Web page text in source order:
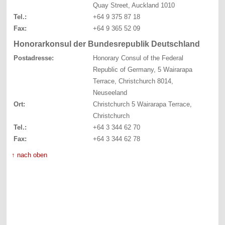
Quay Street, Auckland 1010
Tel.:
+64 9 375 87 18
Fax:
+64 9 365 52 09
Honorarkonsul der Bundesrepublik Deutschland
Postadresse:
Honorary Consul of the Federal
Republic of Germany, 5 Wairarapa
Terrace, Christchurch 8014,
Neuseeland
Ort:
Christchurch 5 Wairarapa Terrace,
Christchurch
Tel.:
+64 3 344 62 70
Fax:
+64 3 344 62 78
↑ nach oben